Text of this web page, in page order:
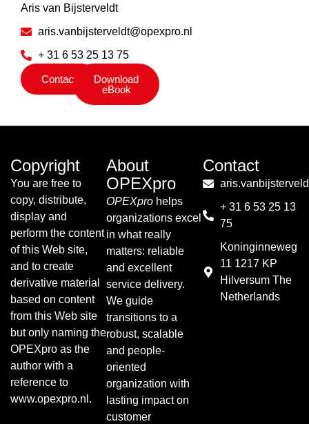
Aris van Bijsterveldt
aris.vanbijsterveldt@opexpro.nl
+ 31 6 53 25 13 75
Contact
Download
eBook
Copyright
You are free to
copy, distribute,
display and
perform the content
of this Web site,
and to create
derivative material
based on content
from this Web site
but only naming the
OPEXpro as the
author with a
reference to
www.opexpro.nl.
About
OPEXpro
OPEXpro helps
organizations excel
in what really
matters: reliable
and excellent
service delivery.
We guide
transitions to a
robust, scalable
and people-
oriented
organization with
lasting impact on
customer
Contact
+ 31 6 53 25 13
75
Koninginneweg
11 1217 KP
Hilversum The
Netherlands